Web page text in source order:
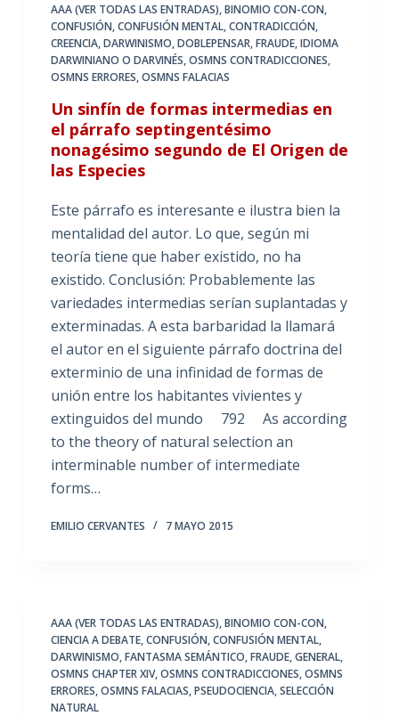
AAA (VER TODAS LAS ENTRADAS),BINOMIO CON-CON,
CONFUSIÓN,CONFUSIÓN MENTAL,CONTRADICCIÓN,
CREENCIA,DARWINISMO,DOBLEPENSAR,FRAUDE,IDIOMA
DARWINIANO O DARVINÉS,OSMNS CONTRADICCIONES,
OSMNS ERRORES,OSMNS FALACIAS
Un sinfín de formas intermedias en
el párrafo septingentésimo
nonagésimo segundo de El Origen de
las Especies
Este párrafo es interesante e ilustra bien la
mentalidad del autor. Lo que, según mi
teoría tiene que haber existido, no ha
existido. Conclusión: Probablemente las
variedades intermedias serían suplantadas y
exterminadas. A esta barbaridad la llamará
el autor en el siguiente párrafo doctrina del
exterminio de una infinidad de formas de
unión entre los habitantes vivientes y
extinguidos del mundo 792 As according
to the theory of natural selection an
interminable number of intermediate
forms…
EMILIO CERVANTES 7 MAYO 2015
AAA (VER TODAS LAS ENTRADAS),BINOMIO CON-CON,
CIENCIA A DEBATE,CONFUSIÓN,CONFUSIÓN MENTAL,
DARWINISMO,FANTASMA SEMÁNTICO,FRAUDE,GENERAL,
OSMNS CHAPTER XIV,OSMNS CONTRADICCIONES,OSMNS
ERRORES,OSMNS FALACIAS,PSEUDOCIENCIA,SELECCIÓN
NATURAL